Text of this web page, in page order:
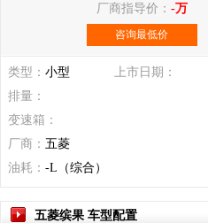
厂商指导价： -万
咨询最低价
类型： 小型
上市日期：
排量：
变速箱：
厂商： 五菱
油耗： -L（综合）
五菱缤果 车型配置